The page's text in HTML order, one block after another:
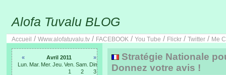
Alofa Tuvalu BLOG
Accueil / Www.alofatuvalu.tv / FACEBOOK / You Tube / Flickr / Twitter / Me
« Avril 2011
»
Lun. Mar. Mer. Jeu. Ven. Sam. Dim.
1
2
3
Stratégie Nationale
Donnez votre avis !